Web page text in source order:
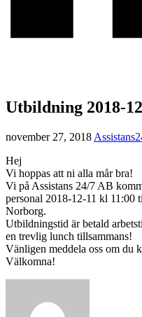
Utbildning 2018-
november 27, 2018
Hej
Vi hoppas att ni alla mår bra!
Vi på Assistans 24/7 AB
personal 2018-12-11 kl 11:00
Norborg.
Utbildningstid är betald
en trevlig lunch tillsammans!
Vänligen meddela oss om du
Välkomna!